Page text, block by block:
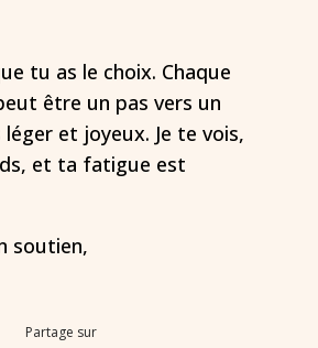
tu as le choix. Chaque
être un pas vers un
et joyeux. Je te vois,
et ta fatigue est
soutien,
Partage sur